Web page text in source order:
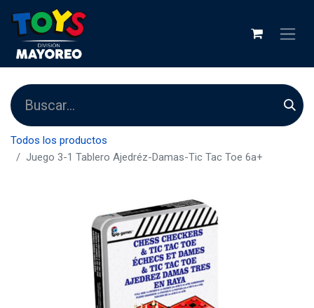
Todos los productos
Juego 3-1 Tablero Ajedréz-Damas-Tic Tac Toe 6a+